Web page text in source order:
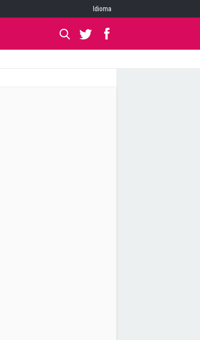
Idioma